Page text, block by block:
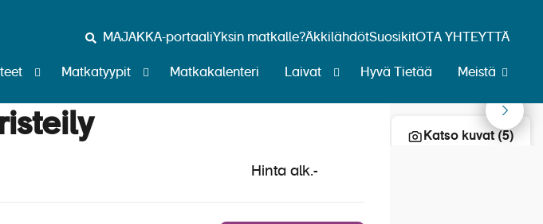
MAJAKKA-portaaliYksin matkalle?ÄkkilähdötSuosikitOTA YHTEYTTÄ
Matkatyypit Matkakalenteri Laivat Hyvä Tietää Meistä
Katso kuvat (5)
risteily 1.5.2023
Lissabon
Hinta alk.-